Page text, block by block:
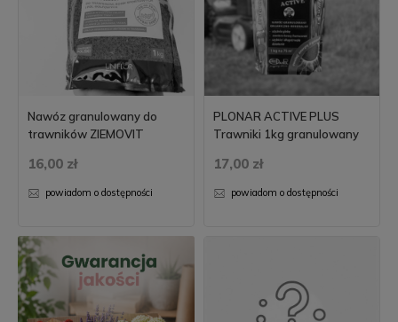
Nawóz granulowany do
trawników ZIEMOVIT
16,00 zł
powiadom o dostępności
PLONAR ACTIVE PLUS
Trawniki 1kg granulowany
17,00 zł
powiadom o dostępności